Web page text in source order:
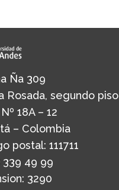
Ña 309
Rosada, segundo piso
18A – 12
– Colombia
postal: 111711
339 49 99
3290